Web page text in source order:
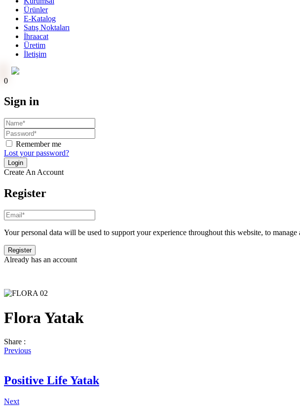
Ürünler
E-Katalog
Satış Noktaları
İhraacat
Üretim
İletişim
0
Sign in
Remember me
Lost your password?
Create An Account
Register
Your personal data will be used to support your experience throughout this website, to
Already has an account
Flora Yatak
Share :
Previous
Positive Life Yatak
Next